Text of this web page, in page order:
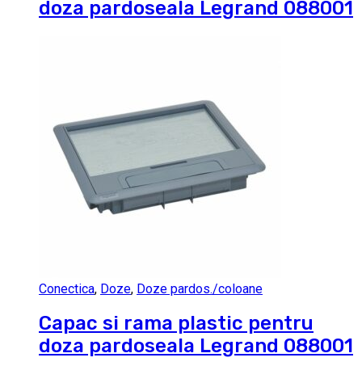
doza pardoseala Legrand 088001
Conectica, Doze, Doze pardos./coloane
Capac si rama plastic pentru
doza pardoseala Legrand 088001